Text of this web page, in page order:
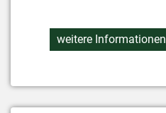
weitere Informationen